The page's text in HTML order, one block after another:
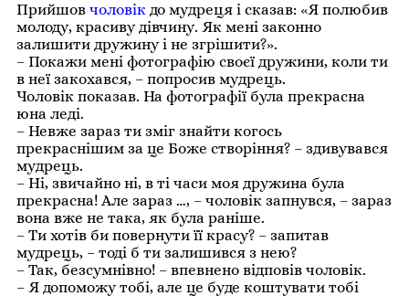
Прийшов чоловік до мудреця і сказав: «Я полюбив
молоду, красиву дівчину. Як мені законно
залишити дружину і не згрішити?».
– Покажи мені фотографію своєї дружини, коли ти
в неї закохався, – попросив мудрець.
Чоловік показав. На фотографії була прекрасна
юна леді.
– Невже зараз ти зміг знайти когось
прекраснішим за це Боже створіння? – здивувався
мудрець.
– Ні, звичайно ні, в ті часи моя дружина була
прекрасна! Але зараз …, – чоловік запнувся, – зараз
вона вже не така, як була раніше.
– Ти хотів би повернути її красу? – запитав
мудрець, – тоді б ти залишився з нею?
– Так, безсумнівно! – впевнено відповів чоловік.
– Я допоможу тобі, але це буде коштувати тобі